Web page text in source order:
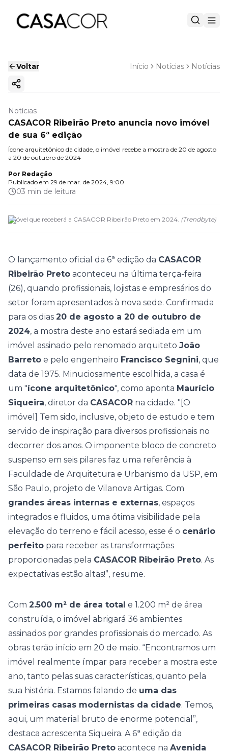
Voltar Início Notícias Notícias
Copiar link
Notícias
CASACOR Ribeirão Preto anuncia novo imóvel
de sua 6ª edição
Ícone arquitetônico da cidade, o imóvel recebe a mostra de 20 de agosto
a 20 de outubro de 2024
Por Redação
Publicado em 29 de mar. de 2024, 9:00
03 min de leitura
Imóvel que receberá a CASACOR Ribeirão Preto em 2024. (Trendbyte)
O lançamento oficial da 6ª edição da CASACOR
Ribeirão Preto aconteceu na última terça-feira
(26), quando profissionais, lojistas e empresários do
setor foram apresentados à nova sede. Confirmada
para os dias 20 de agosto a 20 de outubro de
2024, a mostra deste ano estará sediada em um
imóvel assinado pelo renomado arquiteto João
Barreto e pelo engenheiro Francisco Segnini, que
data de 1975. Minuciosamente escolhida, a casa é
um "ícone arquitetônico", como aponta Maurício
Siqueira, diretor da CASACOR na cidade. "[O
imóvel] Tem sido, inclusive, objeto de estudo e tem
servido de inspiração para diversos profissionais no
decorrer dos anos. O imponente bloco de concreto
suspenso em seis pilares faz uma referência à
Faculdade de Arquitetura e Urbanismo da USP, em
São Paulo, projeto de Vilanova Artigas. Com
grandes áreas internas e externas, espaços
integrados e fluidos, uma ótima visibilidade pela
elevação do terreno e fácil acesso, esse é o cenário
perfeito para receber as transformações
proporcionadas pela CASACOR Ribeirão Preto. As
expectativas estão altas!”, resume.
Com 2.500 m² de área total e 1.200 m² de área
construída, o imóvel abrigará 36 ambientes
assinados por grandes profissionais do mercado. As
obras terão início em 20 de maio. “Encontramos um
imóvel realmente ímpar para receber a mostra este
ano, tanto pelas suas características, quanto pela
sua história. Estamos falando de uma das
primeiras casas modernistas da cidade. Temos,
aqui, um material bruto de enorme potencial”,
destaca acrescenta Siqueira. A 6ª edição da
CASACOR Ribeirão Preto acontece na Avenida